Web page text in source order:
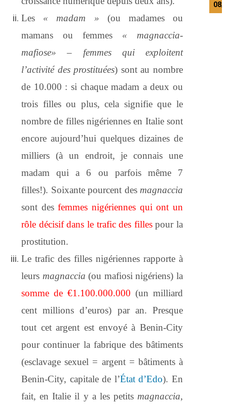
Les « madam » (ou madames ou
mamans ou femmes « magnaccia-
mafiose» – femmes qui exploitent
l’activité des prostituées) sont au nombre
de 10.000 : si chaque madam a deux ou
trois filles ou plus, cela signifie que le
nombre de filles nigériennes en Italie sont
encore aujourd’hui quelques dizaines de
milliers (à un endroit, je connais une
madam qui a 6 ou parfois même 7
filles!). Soixante pourcent des magnaccia
sont desfemmes nigériennes qui ont un
rôle décisif dans le trafic des fillespour la
prostitution.
Le trafic des filles nigériennes rapporte à
leurs magnaccia (ou mafiosi nigériens) la
somme de €1.100.000.000 (un milliard
cent millions d’euros) par an. Presque
tout cet argent est envoyé à Benin-City
pour continuer la fabrique des bâtiments
(esclavage sexuel = argent = bâtiments à
Benin-City, capitale de l’État d’Edo). En
fait, en Italie il y a les petits magnaccia,
08/